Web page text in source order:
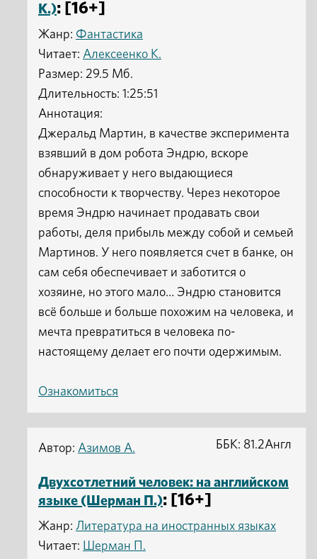
К.): [16+]
Жанр: Фантастика
Читает: Алексеенко К.
Размер: 29.5 Мб.
Длительность: 1:25:51
Аннотация:
Джеральд Мартин, в качестве эксперимента
взявший в дом робота Эндрю, вскоре
обнаруживает у него выдающиеся
способности к творчеству. Через некоторое
время Эндрю начинает продавать свои
работы, деля прибыль между собой и семьей
Мартинов. У него появляется счет в банке, он
сам себя обеспечивает и заботится о
хозяине, но этого мало… Эндрю становится
всё больше и больше похожим на человека, и
мечта превратиться в человека по-
настоящему делает его почти одержимым.
Ознакомиться
Автор: Азимов А.
Двухсотлетний человек: на английском
языке (Шерман П.): [16+]
Жанр: Литература на иностранных языках
Читает: Шерман П.
ББК: 81.2Англ